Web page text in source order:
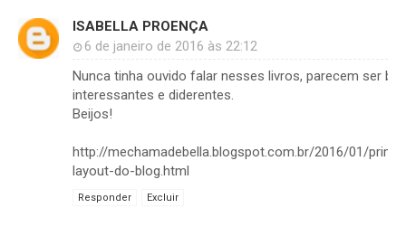
ISABELLA PROENÇA
6 de janeiro de 2016 às 22:12
Nunca tinha ouvido falar nesses livros, parecem ser
interessantes e diderentes.
Beijos!
http://mechamadebella.blogspot.com.br/2016/01/
layout-do-blog.html
Responder Excluir